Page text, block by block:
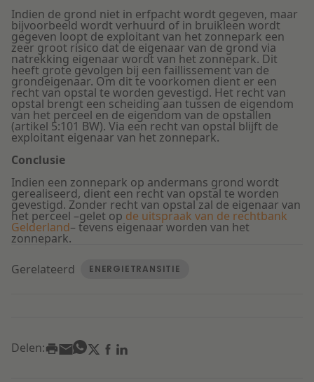
Indien de grond niet in erfpacht wordt gegeven, maar
bijvoorbeeld wordt verhuurd of in bruikleen wordt
gegeven loopt de exploitant van het zonnepark een
zeer groot risico dat de eigenaar van de grond via
natrekking eigenaar wordt van het zonnepark. Dit
heeft grote gevolgen bij een faillissement van de
grondeigenaar. Om dit te voorkomen dient er een
recht van opstal te worden gevestigd. Het recht van
opstal brengt een scheiding aan tussen de eigendom
van het perceel en de eigendom van de opstallen
(artikel 5:101 BW). Via een recht van opstal blijft de
exploitant eigenaar van het zonnepark.
Conclusie
Indien een zonnepark op andermans grond wordt
gerealiseerd, dient een recht van opstal te worden
gevestigd. Zonder recht van opstal zal de eigenaar van
het perceel –gelet op de uitspraak van de rechtbank
Gelderland– tevens eigenaar worden van het
zonnepark.
Gerelateerd
ENERGIETRANSITIE
Delen: